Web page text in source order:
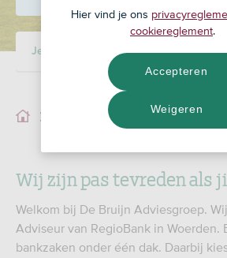
Je adviseur
Je adviseur
Wij zijn pas tevreden als
Welkom bij De Bruijn Adviesgroep.
Adviseur van RegioBank in Woerden.
bankzaken onder één dak. Daarbij
Hier vind je ons
cookiereglement.
Weigeren
Accepteren